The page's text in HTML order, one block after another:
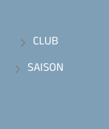
CLUB
SAISON